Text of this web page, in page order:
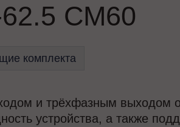
СМ60
комплекта
и трёхфазным выходом
устройства, а также